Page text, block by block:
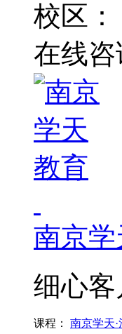
校区：
在线咨
南京
细心
课程： 南京学天